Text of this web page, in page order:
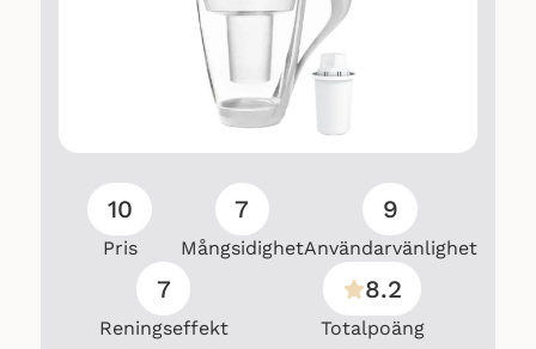
10
Pris
7
Mångsidighet
9
Användarvänlighet
7
Reningseffekt
8.2
Totalpoäng